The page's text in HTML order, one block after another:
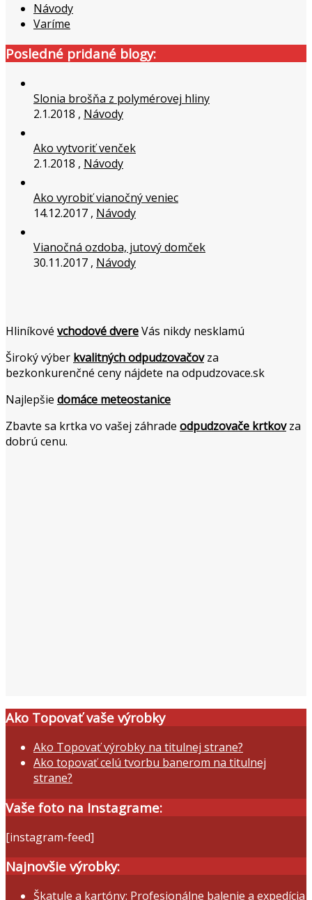
Návody
Varíme
Posledné pridané blogy:
Slonia brošňa z polymérovej hliny
2.1.2018 , Návody
Ako vytvoriť venček
2.1.2018 , Návody
Ako vyrobiť vianočný veniec
14.12.2017 , Návody
Vianočná ozdoba, jutový domček
30.11.2017 , Návody
Hliníkové vchodové dvereVás nikdy nesklamú
Široký výber kvalitných odpudzovačovza
bezkonkurenčné ceny nájdete na odpudzovace.sk
Najlepšie domáce meteostanice
Zbavte sa krtka vo vašej záhrade odpudzovače krtkovza
dobrú cenu.
Ako Topovať vaše výrobky
Ako Topovať výrobky na titulnej strane?
Ako topovať celú tvorbu banerom na titulnej
strane?
Vaše foto na Instagrame:
[instagram-feed]
Najnovšie výrobky:
Škatule a kartóny: Profesionálne balenie a expedícia